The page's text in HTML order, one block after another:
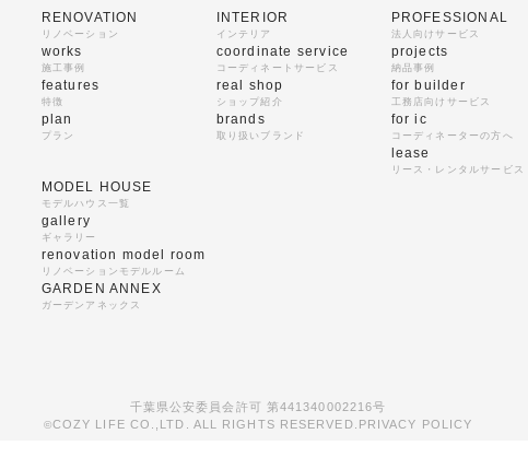
RENOVATION
リノベーション
works
施工事例
features
特徴
plan
プラン
INTERIOR
インテリア
coordinate service
コーディネートサービス
real shop
ショップ紹介
brands
取り扱いブランド
PROFESSIONAL
法人向けサービス
projects
納品事例
for builder
工務店向けサービス
for ic
コーディネーターの方へ
lease
リース・レンタルサービス
MODEL HOUSE
モデルハウス一覧
gallery
ギャラリー
renovation model room
リノベーションモデルルーム
GARDEN ANNEX
ガーデンアネックス
千葉県公安委員会許可 第441340002216号
©COZY LIFE CO.,LTD. ALL RIGHTS RESERVED. PRIVACY POLICY